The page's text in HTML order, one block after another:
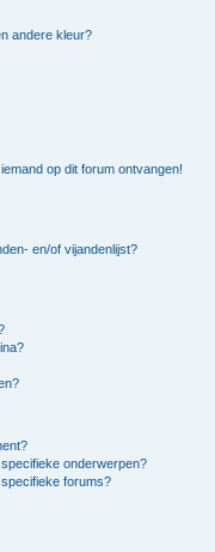
andere kleur?
op dit forum ontvangen!
en/of vijandenlijst?
onderwerpen?
forums?